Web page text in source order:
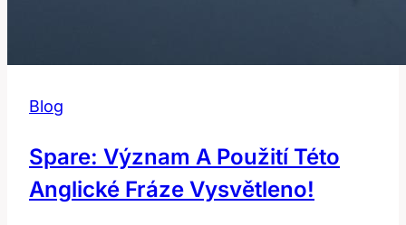
Blog
Spare: Význam A Použití Této
Anglické Fráze Vysvětleno!